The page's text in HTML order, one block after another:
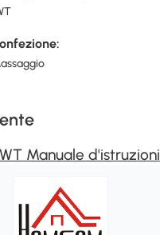
Manuale d'istruzioni